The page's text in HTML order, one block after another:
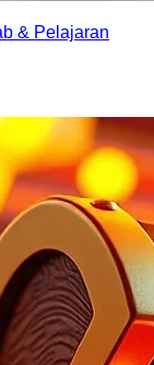
& Pelajaran